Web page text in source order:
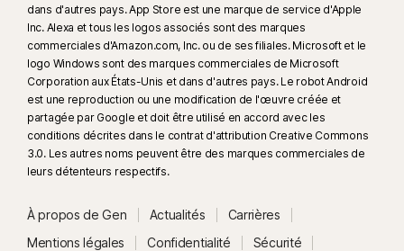
dans d'autres pays. App Store est une marque de service d'Apple
Inc. Alexa et tous les logos associés sont des marques
commerciales d'Amazon.com, Inc. ou de ses filiales. Microsoft et le
logo Windows sont des marques commerciales de Microsoft
Corporation aux États-Unis et dans d'autres pays. Le robot Android
est une reproduction ou une modification de l'œuvre créée et
partagée par Google et doit être utilisé en accord avec les
conditions décrites dans le contrat d'attribution Creative Commons
3.0. Les autres noms peuvent être des marques commerciales de
leurs détenteurs respectifs.
À propos de Gen Actualités
Carrières
Mentions légales
Confidentialité
Sécurité